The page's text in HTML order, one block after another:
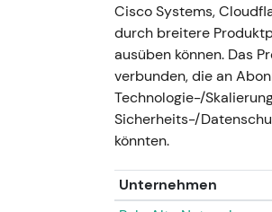
11.07.2026 —
Kurseinbruch im Mai
seinen Hochs von
und KI-Befürwortern
der anderen Seite. -
einem niedrigeren
Cisco Systems,
durch breitere
ausüben können. Das
verbunden, die an
Technologie-/
Sicherheits-/
könnten.
Unternehmen